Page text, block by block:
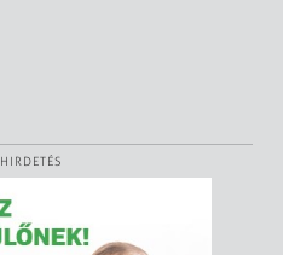
HIRDETÉS